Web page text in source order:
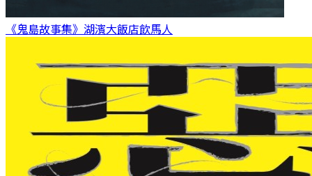
《鬼島故事集》湖濱大飯店飲馬人